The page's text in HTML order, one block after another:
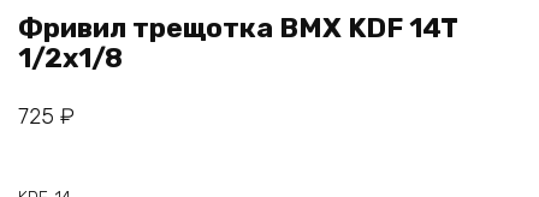
Фривил трещотка BMX KDF 14T
1/2х1/8
725 ₽